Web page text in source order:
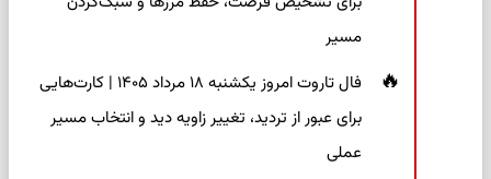
مسیر
فال تاروت امروز یکشنبه ۱۸ مرداد ۱۴۰۵ | کارت‌هایی
برای عبور از تردید، تغییر زاویه دید و انتخاب مسیر
عملی